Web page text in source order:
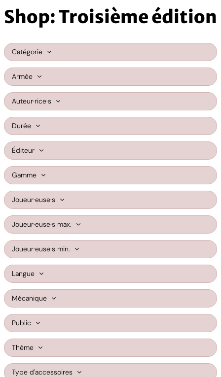
Shop: Troisième édition
Catégorie
Armée
Auteur·rice·s
Durée
Éditeur
Gamme
Joueur·euse·s
Joueur·euse·s max.
Joueur·euse·s min.
Langue
Mécanique
Public
Thème
Type d'accessoires